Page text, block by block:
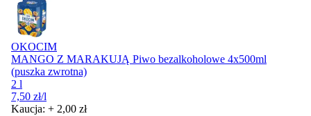
OKOCIM
MANGO Z MARAKUJĄ Piwo bezalkoholowe 4x500ml
(puszka zwrotna)
2 l
7,50 zł/l
Kaucja: + 2,00 zł